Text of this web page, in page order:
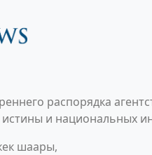
распорядка
и национальных
шаары,